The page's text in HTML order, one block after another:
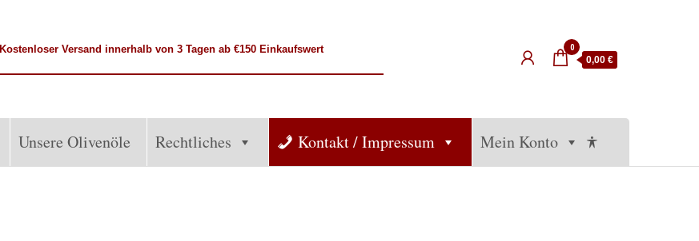
Kostenloser Versand innerhalb von 3 Tagen ab €150 Einkaufswert
0
0,00 €
Unsere Olivenöle Rechtliches Kontakt / Impressum Mein Konto